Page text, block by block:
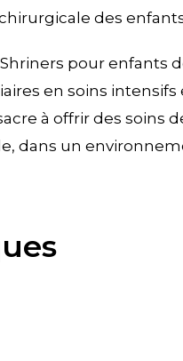
des
pour enfants
en soins
à offrir des soins
dans un